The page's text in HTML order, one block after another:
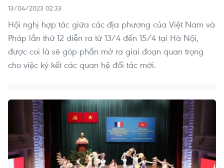
13/04/2023 02:33
Hội nghị hợp tác giữa các địa phương của Việt Nam và
Pháp lần thứ 12 diễn ra từ 13/4 đến 15/4 tại Hà Nội,
được coi là sẽ góp phần mở ra giai đoạn quan trọng
cho việc ký kết các quan hệ đối tác mới.